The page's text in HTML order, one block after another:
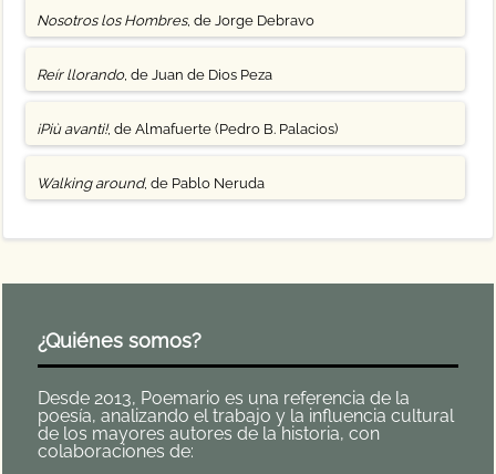
Nosotros los Hombres, de Jorge Debravo
Reír llorando, de Juan de Dios Peza
¡Più avanti!, de Almafuerte (Pedro B. Palacios)
Walking around, de Pablo Neruda
¿Quiénes somos?
Desde 2013, Poemario es una referencia de la
poesía, analizando el trabajo y la influencia cultural
de los mayores autores de la historia, con
colaboraciones de: